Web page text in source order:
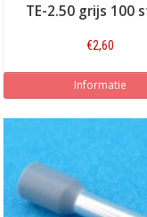
TE-2.50 grijs 100
€2,60
Informatie